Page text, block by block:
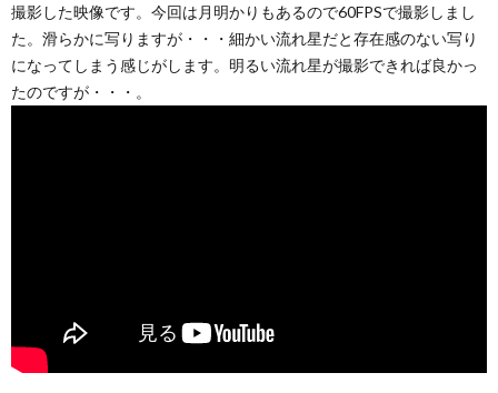
撮影した映像です。今回は月明かりもあるので60FPSで撮影しまし
た。滑らかに写りますが・・・細かい流れ星だと存在感のない写り
になってしまう感じがします。明るい流れ星が撮影できれば良かっ
たのですが・・・。